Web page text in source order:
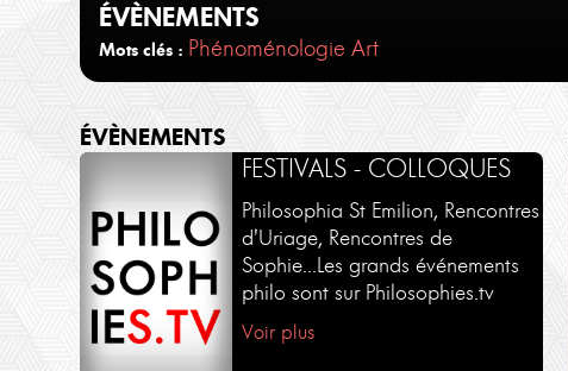
ÉVÈNEMENTS
Mots clés : Phénoménologie Art
ÉVÈNEMENTS
FESTIVALS - COLLOQUES
Philosophia St Emilion, Rencontres
d'Uriage, Rencontres de
Sophie...Les grands événements
philo sont sur Philosophies.tv
Voir plus